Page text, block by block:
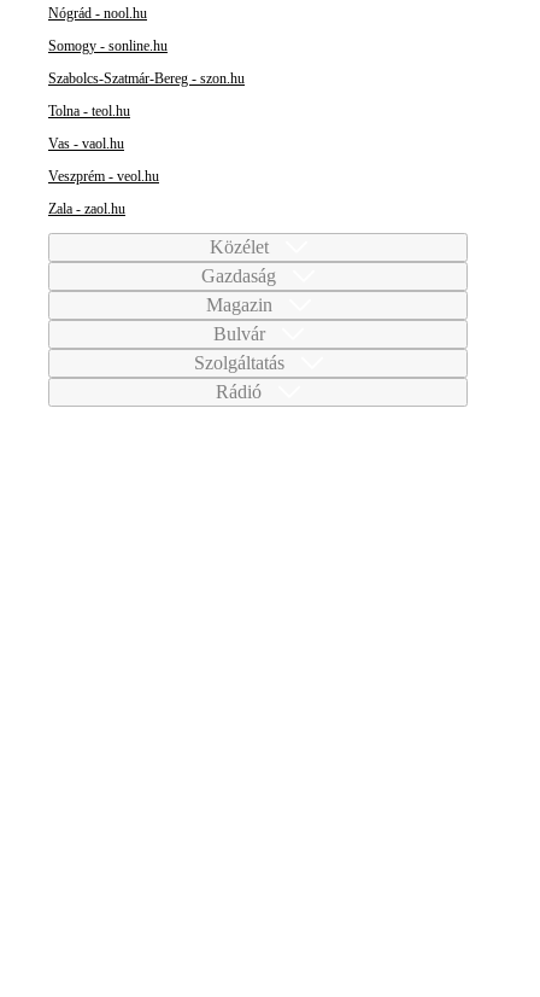
Nógrád - nool.hu
Somogy - sonline.hu
Szabolcs-Szatmár-Bereg - szon.hu
Tolna - teol.hu
Vas - vaol.hu
Veszprém - veol.hu
Zala - zaol.hu
Közélet
Gazdaság
Magazin
Bulvár
Szolgáltatás
Rádió